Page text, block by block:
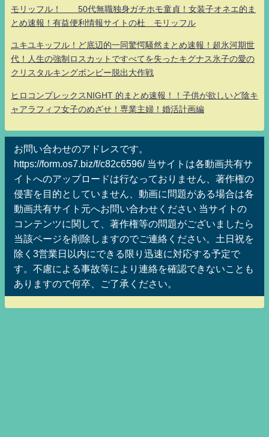
モリッフル！ 50代無職独身ガチホモ童貞！女装子オネエ的ま
とめ速報！有益便利情報サイトの杜 モリッフル
ユキユキッフル！ど底辺的一同驚愕騒然まとめ速報！超氷河期世
代！人生の強制ロスカットですべてを失ったキグナス氷子の愛の
クリスタルキングボンビー脱出大作戦
ヒロコンプレックスNIGHT 的まとめ速報！！子供が欲しいど陰キ
ャアラフィフ女子のめざせ！専業主婦！婚活計画編
お問い合わせのアドレスです。
https://form.os7.biz/f/c82c6596/ 当サイトは各動画共有サ
イトへのアップロードは行なっておりません、著作権の
侵害を目的としていません、動画に問題がある場合は各
動画共有サイト元へお問い合わせください 当サイトの
コンテンツに関して、著作権等の問題がございましたら
当該ページを削除しますのでご連絡ください。土日祝を
除く3営業日以内にできる限り迅速に対応する予定で
す。不慮による事故等により連絡を確認できないことも
ありますので何卒、ご了承ください。